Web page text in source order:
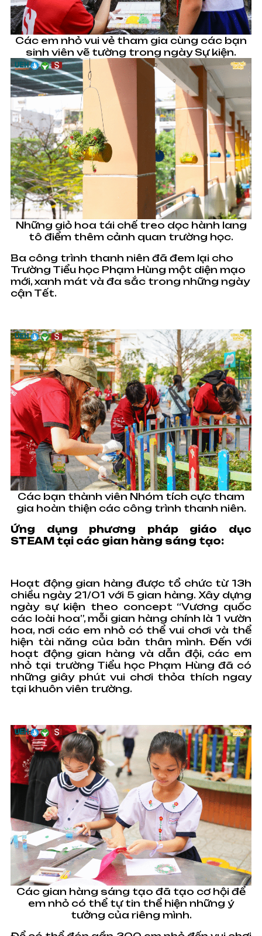
Các em nhỏ vui vẻ tham gia cùng các bạn
sinh viên vẽ tường trong ngày Sự kiện.
Những giỏ hoa tái chế treo dọc hành lang
tô điểm thêm cảnh quan trường học.
Ba công trình thanh niên đã đem lại cho
Trường Tiểu học Phạm Hùng một diện mạo
mới, xanh mát và đa sắc trong những ngày
cận Tết.
Các bạn thành viên Nhóm tích cực tham
gia hoàn thiện các công trình thanh niên.
Ứng dụng phương pháp giáo dục
STEAM tại các gian hàng sáng tạo:
Hoạt động gian hàng được tổ chức từ 13h
chiều ngày 21/01 với 5 gian hàng. Xây dựng
ngày sự kiện theo concept “Vương quốc
các loài hoa”, mỗi gian hàng chính là 1 vườn
hoa, nơi các em nhỏ có thể vui chơi và thể
hiện tài năng của bản thân mình. Đến với
hoạt động gian hàng và dẫn đội, các em
nhỏ tại trường Tiểu học Phạm Hùng đã có
những giây phút vui chơi thỏa thích ngay
tại khuôn viên trường.
Các gian hàng sáng tạo đã tạo cơ hội để
em nhỏ có thể tự tin thể hiện những ý
tưởng của riêng mình.